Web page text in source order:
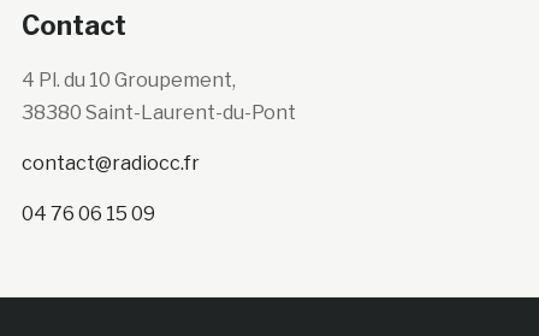
Contact
4 Pl. du 10 Groupement,
38380 Saint-Laurent-du-Pont
contact@radiocc.fr
04 76 06 15 09